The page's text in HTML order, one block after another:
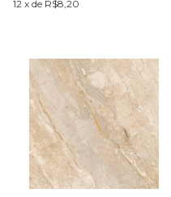
12 x de R$8,20